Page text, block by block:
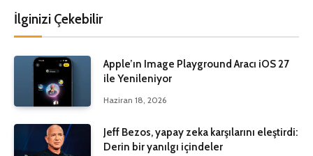
İlginizi Çekebilir
Apple’ın Image Playground Aracı iOS 27
ile Yenileniyor
Haziran 18, 2026
Jeff Bezos, yapay zeka karşılarını eleştirdi:
Derin bir yanılgı içindeler